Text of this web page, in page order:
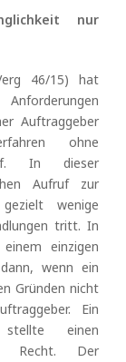
nur
46/15) hat
Auftraggeber
ohne
In dieser
Aufruf zur
wenige
tritt. In
einzigen
wenn ein
Gründen nicht
Ein
stellte einen
Recht. Der